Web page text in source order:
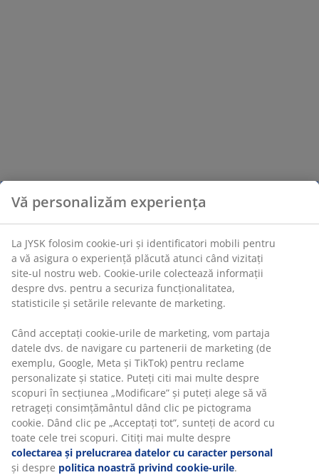
Vă personalizăm experiența
La JYSK folosim cookie-uri și identificatori mobili pentru
a vă asigura o experiență plăcută atunci când vizitați
site-ul nostru web. Cookie-urile colectează informații
despre dvs. pentru a securiza funcționalitatea,
statisticile și setările relevante de marketing.
Când acceptați cookie-urile de marketing, vom partaja
datele dvs. de navigare cu partenerii de marketing (de
exemplu, Google, Meta și TikTok) pentru reclame
personalizate și statice. Puteți citi mai multe despre
scopuri în secțiunea „Modificare” și puteți alege să vă
retrageți consimțământul dând clic pe pictograma
cookie. Dând clic pe „Acceptați tot”, sunteți de acord cu
toate cele trei scopuri. Citiți mai multe despre
colectarea și prelucrarea datelor cu caracter personal
și despre politica noastră privind cookie-urile.